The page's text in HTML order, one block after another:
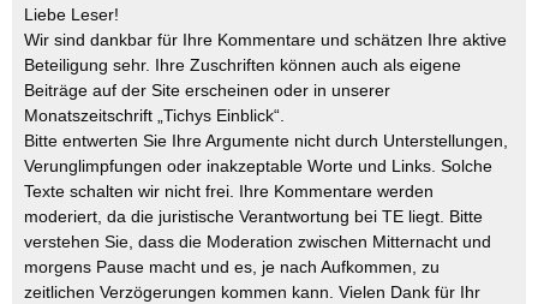
Liebe Leser!
Wir sind dankbar für Ihre Kommentare und schätzen Ihre aktive
Beteiligung sehr. Ihre Zuschriften können auch als eigene
Beiträge auf der Site erscheinen oder in unserer
Monatszeitschrift „Tichys Einblick“.
Bitte entwerten Sie Ihre Argumente nicht durch Unterstellungen,
Verunglimpfungen oder inakzeptable Worte und Links. Solche
Texte schalten wir nicht frei. Ihre Kommentare werden
moderiert, da die juristische Verantwortung bei TE liegt. Bitte
verstehen Sie, dass die Moderation zwischen Mitternacht und
morgens Pause macht und es, je nach Aufkommen, zu
zeitlichen Verzögerungen kommen kann. Vielen Dank für Ihr